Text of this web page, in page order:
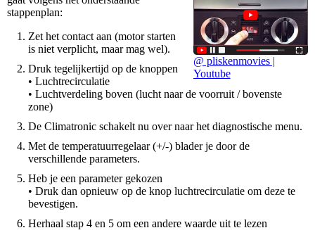
@ pliskenmovies |
Youtube
stappenplan:
Zet het contact aan (motor starten
is niet verplicht, maar mag wel).
Druk tegelijkertijd op de knoppen
• Luchtrecirculatie
• Luchtverdeling boven (lucht naar de voorruit / bovenste
zone)
De Climatronic schakelt nu over naar het diagnostische menu.
Met de temperatuurregelaar (+/-) blader je door de
verschillende parameters.
Heb je een parameter gekozen
• Druk dan opnieuw op de knop luchtrecirculatie om deze te
bevestigen.
Herhaal stap 4 en 5 om een andere waarde uit te lezen